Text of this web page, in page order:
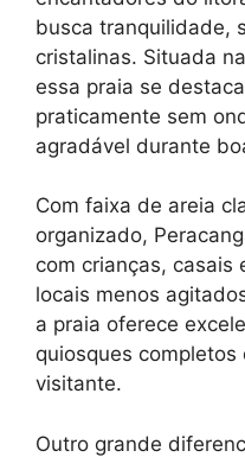
busca tranquilidade,
cristalinas. Situada
essa praia se
praticamente sem
agradável durante
Com faixa de areia
organizado,
com crianças, casais
locais menos
a praia oferece
quiosques
visitante.
Outro grande